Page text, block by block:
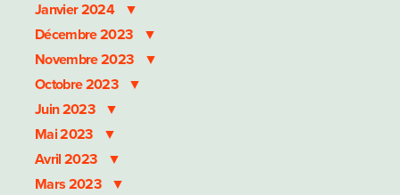
Janvier 2024
Décembre 2023
Novembre 2023
Octobre 2023
Juin 2023
Mai 2023
Avril 2023
Mars 2023